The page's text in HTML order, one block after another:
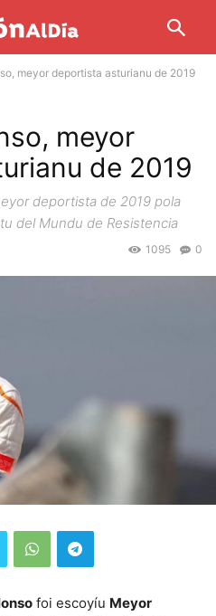
meyor deportista asturianu de 2019
meyor
de 2019
deportista de 2019 pola
del Mundu de Resistencia
0
1095
foi escoyíu Meyor